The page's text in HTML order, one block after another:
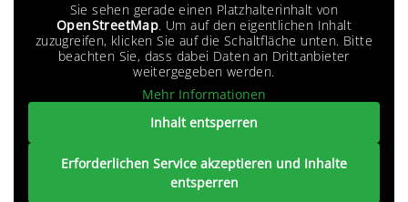
Sie sehen gerade einen Platzhalterinhalt von
OpenStreetMap. Um auf den eigentlichen Inhalt
zuzugreifen, klicken Sie auf die Schaltfläche unten. Bitte
beachten Sie, dass dabei Daten an Drittanbieter
weitergegeben werden.
Mehr Informationen
Inhalt entsperren
Erforderlichen Service akzeptieren und Inhalte
entsperren